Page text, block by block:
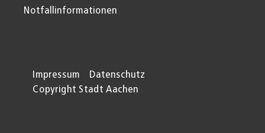
Notfallinformationen
Impressum
Datenschutz
Copyright Stadt Aachen